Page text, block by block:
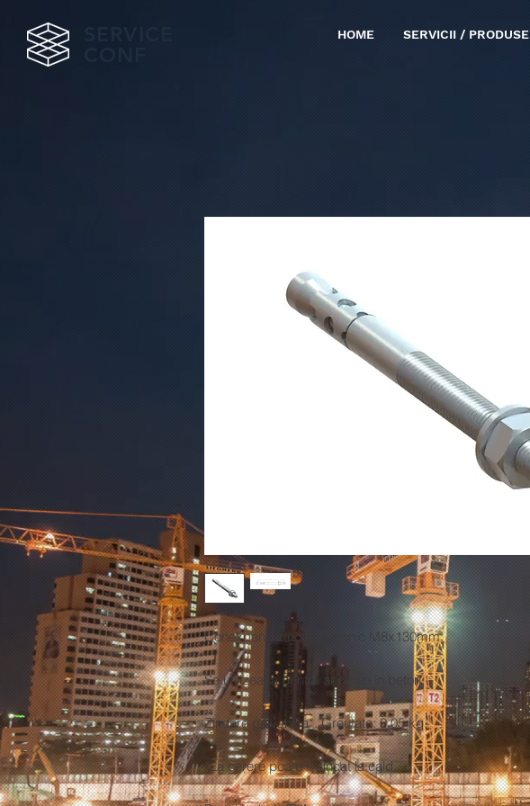
HOME SERVICII / PRODUSE
Conexpand zincat galvanic M8x130mm.
Se utilizeaza pentru ancorari in beton.
Zincare galvanica*. Greutate: 0.05 kg.
*La cerere poate fi zincat la cald.